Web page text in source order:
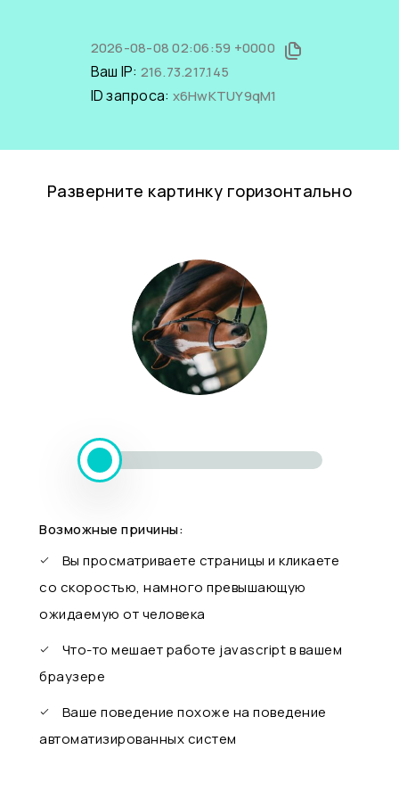
2026-08-08 02:06:59 +0000
Ваш IP: 216.73.217.145
ID запроса: x6HwKTUY9qM1
Разверните картинку горизонтально
Возможные причины:
Вы просматриваете страницы и кликаете
со скоростью, намного превышающую
ожидаемую от человека
Что-то мешает работе javascript в вашем
браузере
Ваше поведение похоже на поведение
автоматизированных систем